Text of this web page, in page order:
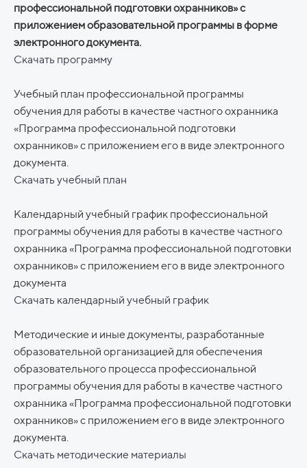
профессиональной подготовки охранников» с
приложением образовательной программы в форме
электронного документа.
Скачать программу
Учебный план профессиональной программы
обучения для работы в качестве частного охранника
«Программа профессиональной подготовки
охранников» с приложением его в виде электронного
документа.
Скачать учебный план
Календарный учебный график профессиональной
программы обучения для работы в качестве частного
охранника «Программа профессиональной подготовки
охранников» с приложением его в виде электронного
документа
Скачать календарный учебный график
Методические и иные документы, разработанные
образовательной организацией для обеспечения
образовательного процесса профессиональной
программы обучения для работы в качестве частного
охранника «Программа профессиональной подготовки
охранников» с приложением его в виде электронного
документа.
Скачать методические материалы